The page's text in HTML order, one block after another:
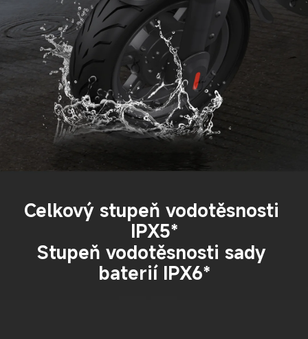
Celkový stupeň vodotěsnosti
IPX5*
Stupeň vodotěsnosti sady
baterií IPX6*